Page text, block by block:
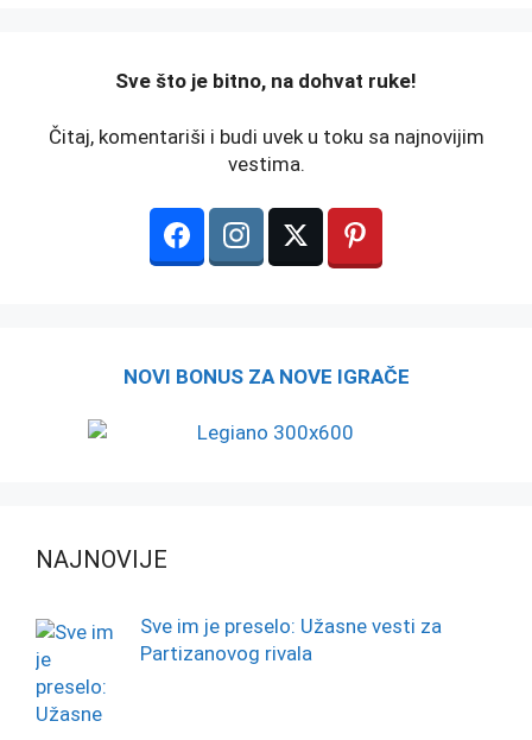
️Sve što je bitno, na dohvat ruke!
Čitaj, komentariši i budi uvek u toku sa najnovijim
vestima.
NOVI BONUS ZA NOVE IGRAČE
NAJNOVIJE
Sve im je preselo: Užasne vesti za
Partizanovog rivala